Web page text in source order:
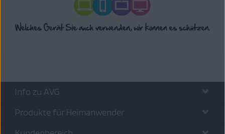
Info zu AVG
Produkte für Heimanwender